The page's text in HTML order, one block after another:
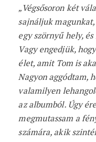
„Végsősoron két
sajnáljuk
egy szörnyű hely,
Vagy engedjük,
élet, amit Tom is
Nagyon aggódtam,
valamilyen
az albumból. Úgy
megmutassam a
számára, akik